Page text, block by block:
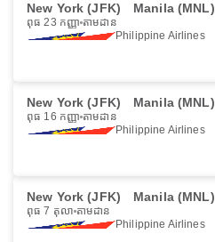
New York (JFK) Manila (MNL)
ពុធ 23 កញ្ញា តាមដាន
Philippine Airlines
New York (JFK) Manila (MNL)
ពុធ 16 កញ្ញា តាមដាន
Philippine Airlines
New York (JFK) Manila (MNL)
ពុធ 7 តុលា តាមដាន
Philippine Airlines